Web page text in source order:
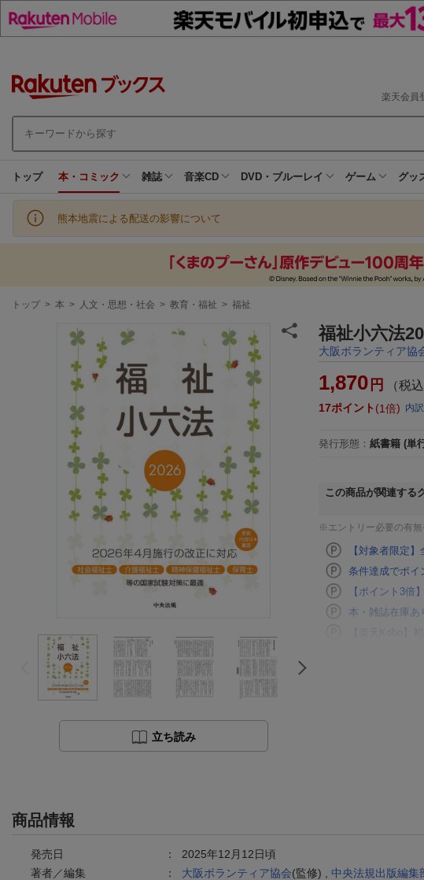
楽天会員
トップ 本・コミック 雑誌 音楽CD DVD・ブルーレイ ゲーム グッ
熊本地震による配送の影響について
現
トップ > 本 > 人文・思想・社会 > 教育・福祉 > 福祉
立ち読み
福祉小六法
大阪ボランティア協
1,870 円 （税
17ポイント 1倍 内訳
発行形態 ： 紙書籍 (単
この商品が関連する
※エントリー必要の有無
【対象者限定
条件達成でポイ
【ポイント3倍
本・雑誌在庫あ
【楽天Kobo】
商品情報
発売日 ： 2025年12月12日頃
著者／編集
： 大阪ボランティア協会(監修) , 中央法規出版編集